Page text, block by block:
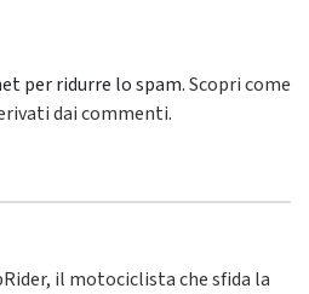
per ridurre lo spam.Scopri come
dai commenti.
il motociclista che sfida la